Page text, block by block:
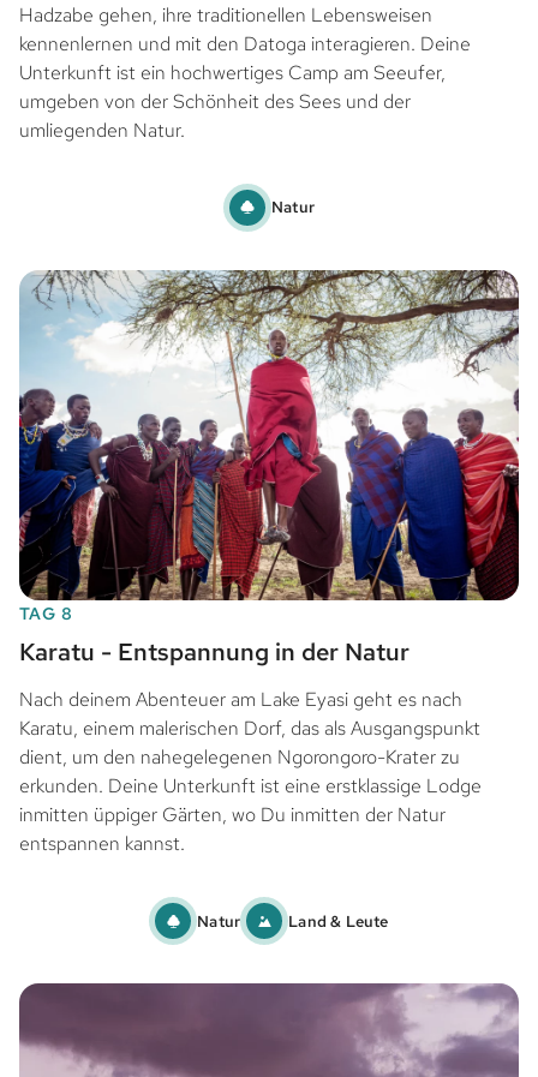
Hadzabe gehen, ihre traditionellen Lebensweisen
kennenlernen und mit den Datoga interagieren. Deine
Unterkunft ist ein hochwertiges Camp am Seeufer,
umgeben von der Schönheit des Sees und der
umliegenden Natur.
Natur
TAG 8
Karatu - Entspannung in der Natur
Nach deinem Abenteuer am Lake Eyasi geht es nach
Karatu, einem malerischen Dorf, das als Ausgangspunkt
dient, um den nahegelegenen Ngorongoro-Krater zu
erkunden. Deine Unterkunft ist eine erstklassige Lodge
inmitten üppiger Gärten, wo Du inmitten der Natur
entspannen kannst.
Natur Land & Leute